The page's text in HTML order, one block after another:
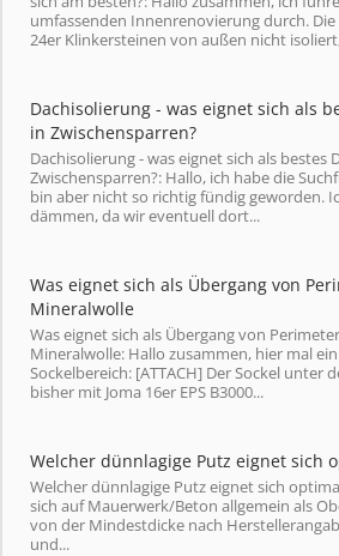
umfassenden Innenrenovierung durch.
24er Klinkersteinen von außen nicht
Dachisolierung - was eignet sich als
in Zwischensparren?
Dachisolierung - was eignet sich als bestes
Zwischensparren?: Hallo, ich habe die
bin aber nicht so richtig fündig geworden.
dämmen, da wir eventuell dort...
Was eignet sich als Übergang von
Mineralwolle
Was eignet sich als Übergang von
Mineralwolle: Hallo zusammen, hier mal
Sockelbereich: [ATTACH] Der Sockel unter
bisher mit Joma 16er EPS B3000...
Welcher dünnlagige Putz eignet sich
Welcher dünnlagige Putz eignet sich
sich auf Mauerwerk/Beton allgemein als
von der Mindestdicke nach
und...